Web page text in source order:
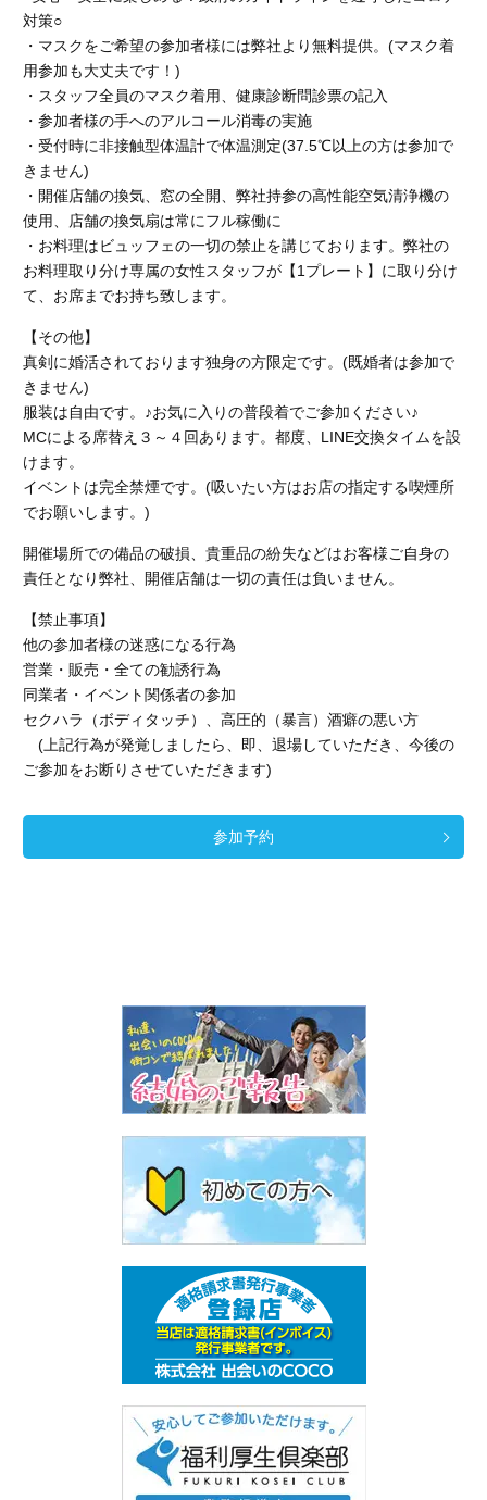
対策○
・マスクをご希望の参加者様には弊社より無料提供。(マスク着
用参加も大丈夫です！)
・スタッフ全員のマスク着用、健康診断問診票の記入
・参加者様の手へのアルコール消毒の実施
・受付時に非接触型体温計で体温測定(37.5℃以上の方は参加で
きません)
・開催店舗の換気、窓の全開、弊社持参の高性能空気清浄機の
使用、店舗の換気扇は常にフル稼働に
・お料理はビュッフェの一切の禁止を講じております。弊社の
お料理取り分け専属の女性スタッフが【1プレート】に取り分け
て、お席までお持ち致します。
【その他】
真剣に婚活されております独身の方限定です。(既婚者は参加で
きません)
服装は自由です。♪お気に入りの普段着でご参加ください♪
MCによる席替え３～４回あります。都度、LINE交換タイムを設
けます。
イベントは完全禁煙です。(吸いたい方はお店の指定する喫煙所
でお願いします。)
開催場所での備品の破損、貴重品の紛失などはお客様ご自身の
責任となり弊社、開催店舗は一切の責任は負いません。
【禁止事項】
他の参加者様の迷惑になる行為
営業・販売・全ての勧誘行為
同業者・イベント関係者の参加
セクハラ（ボディタッチ）、高圧的（暴言）酒癖の悪い方
(上記行為が発覚しましたら、即、退場していただき、今後の
ご参加をお断りさせていただきます)
参加予約